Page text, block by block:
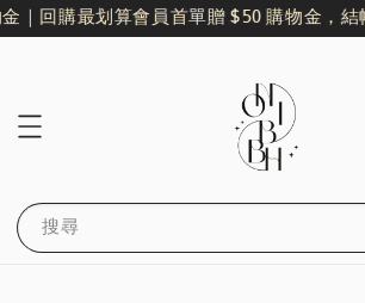
購最划算會員首單贈 $50 購物金，結帳自
搜尋